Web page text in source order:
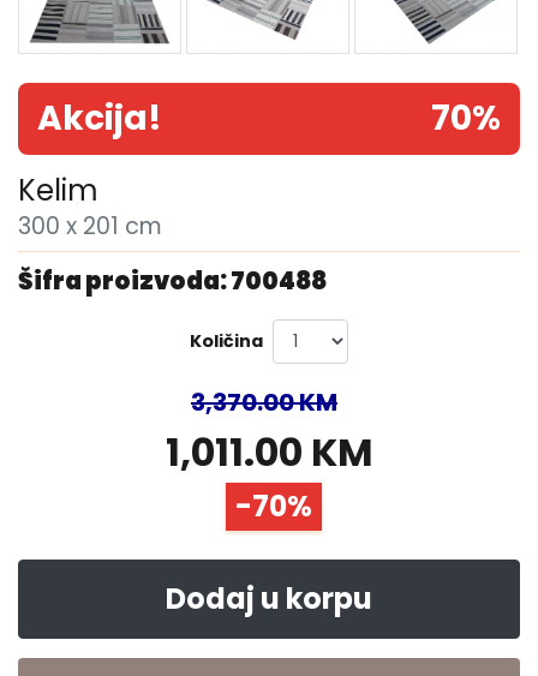
Akcija! 70%
Kelim
300 x 201 cm
Šifra proizvoda: 700488
Količina
3,370.00 KM
1,011.00 KM
-70%
Dodaj u korpu